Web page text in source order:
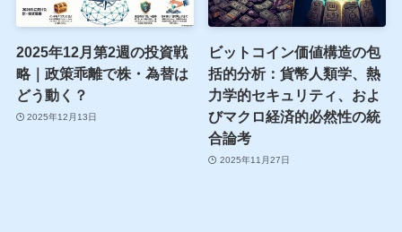
2025年12月第2週の投資戦
略｜政策乖離で株・為替は
どう動く？
2025年12月13日
ビットコイン価値構造の包
括的分析：貨幣人類学、熱
力学的セキュリティ、およ
びマクロ経済的必然性の統
合論考
2025年11月27日